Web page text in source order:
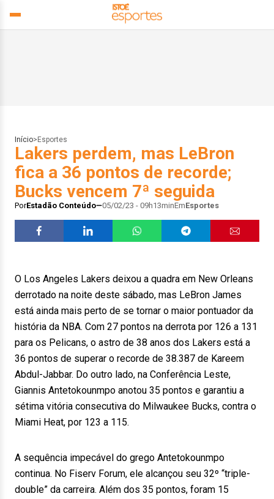
Início> Esportes
Lakers perdem, mas LeBron
fica a 36 pontos de recorde;
Bucks vencem 7ª seguida
PorEstadão Conteúdo 05/02/23 - 09h13minEmEsportes
O Los Angeles Lakers deixou a quadra em New Orleans
derrotado na noite deste sábado, mas LeBron James
está ainda mais perto de se tornar o maior pontuador da
história da NBA. Com 27 pontos na derrota por 126 a 131
para os Pelicans, o astro de 38 anos dos Lakers está a
36 pontos de superar o recorde de 38.387 de Kareem
Abdul-Jabbar. Do outro lado, na Conferência Leste,
Giannis Antetokounmpo anotou 35 pontos e garantiu a
sétima vitória consecutiva do Milwaukee Bucks, contra o
Miami Heat, por 123 a 115.
A sequência impecável do grego Antetokounmpo
continua. No Fiserv Forum, ele alcançou seu 32º “triple-
double” da carreira. Além dos 35 pontos, foram 15